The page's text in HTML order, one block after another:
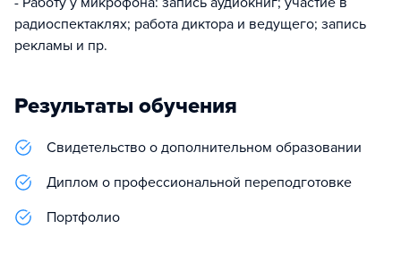
радиоспектаклях; работа диктора и ведущего; запись
рекламы и пр.
Результаты обучения
Свидетельство о дополнительном образовании
Диплом о профессиональной переподготовке
Портфолио